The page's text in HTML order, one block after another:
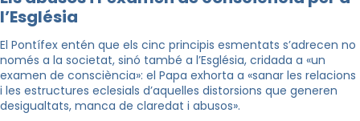
l’Església
El Pontífex entén que els cinc principis esmentats s’adrecen no
només a la societat, sinó també a l’Església, cridada a «un
examen de consciència»: el Papa exhorta a «sanar les relacions
i les estructures eclesials d’aquelles distorsions que generen
desigualtats, manca de claredat i abusos».